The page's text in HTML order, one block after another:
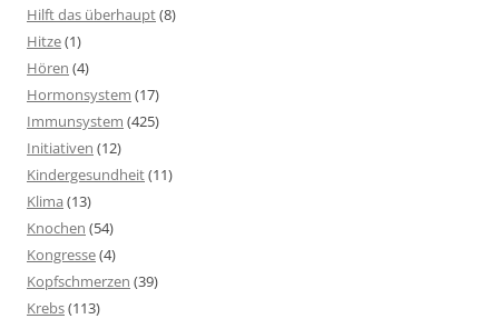
Hilft das überhaupt(8)
Hitze(1)
Hören (4)
Hormonsystem (17)
Immunsystem (425)
Initiativen (12)
Kindergesundheit(11)
Klima (13)
Knochen (54)
Kongresse(4)
Kopfschmerzen (39)
Krebs(113)